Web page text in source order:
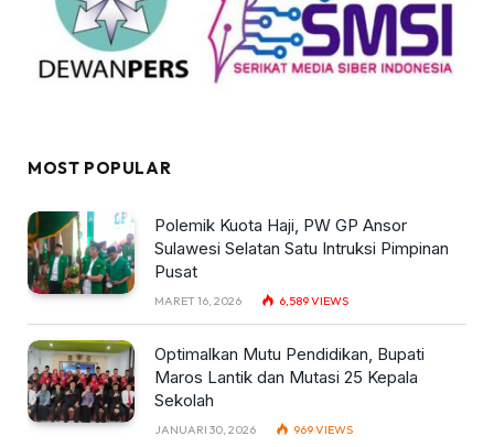
MOST POPULAR
Polemik Kuota Haji, PW GP Ansor
Sulawesi Selatan Satu Intruksi Pimpinan
Pusat
MARET 16, 2026 6,589VIEWS
Optimalkan Mutu Pendidikan, Bupati
Maros Lantik dan Mutasi 25 Kepala
Sekolah
JANUARI 30, 2026 969VIEWS